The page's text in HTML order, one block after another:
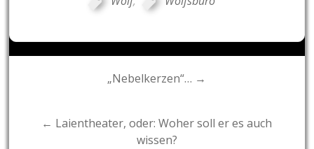
„Nebelkerzen“… →
← Laientheater, oder: Woher soll er es auch
wissen?